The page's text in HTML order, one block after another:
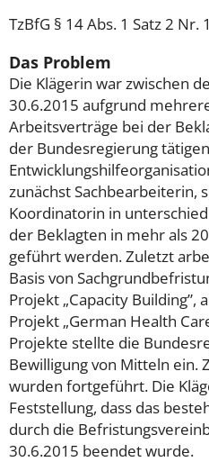
TzBfG § 14 Abs. 1 Satz 2 Nr. 1
Das Problem
Die Klägerin war zwischen
30.6.2015 aufgrund
Arbeitsverträge bei der
der Bundesregierung tätigen
zunächst Sachbearbeiterin,
Koordinatorin in
der Beklagten in mehr als
geführt werden. Zuletzt
Basis von
Projekt „Capacity Building”,
Projekt „German Health
Projekte stellte die
Bewilligung von Mitteln ein.
wurden fortgeführt. Die
Feststellung, dass das
durch die
30.6.2015 beendet wurde.